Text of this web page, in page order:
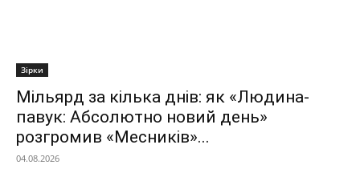
Зірки
Мільярд за кілька днів: як «Людина-
павук: Абсолютно новий день»
розгромив «Месників»...
04.08.2026